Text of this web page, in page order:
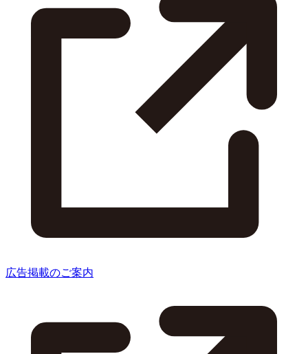
広告掲載のご案内